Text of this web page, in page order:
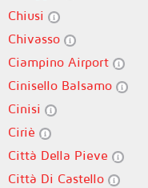
Chiusi
Chivasso
Ciampino Airport
Cinisello Balsamo
Cinisi
Ciriè
Città Della Pieve
Città Di Castello